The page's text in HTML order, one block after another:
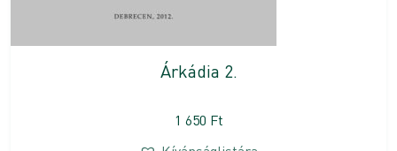
Árkádia 2.
1 650 Ft